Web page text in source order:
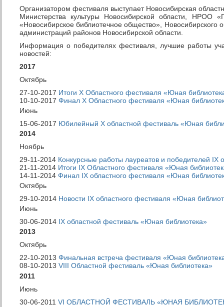
Организатором фестиваля выступает Новосибирская
Министерства культуры Новосибирской области, НРОО
«Новосибирское библиотечное общество», Новосибирского
администраций районов Новосибирской области.
Информация о победителях фестиваля, лучшие работы
новостей:
2017
Октябрь
27-10-2017 Итоги X Областного фестиваля «Юная
10-10-2017 Финал Х Областного фестиваля «Юная
Июнь
15-06-2017 Юбилейный Х областной фестиваль «Юная
2014
Ноябрь
29-11-2014 Конкурсные работы лауреатов и победителей IX
21-11-2014 Итоги IX Областного фестиваля «Юная
14-11-2014 Финал IX областного фестиваля «Юная
Октябрь
29-10-2014 Новости IX областного фестиваля «Юная
Июнь
30-06-2014 IX областной фестиваль «Юная библиотека»
2013
Октябрь
22-10-2013 Финальная встреча фестиваля «Юная
08-10-2013 VIII Областной фестиваль «Юная библиотека»
2011
Июнь
30-06-2011 VI ОБЛАСТНОЙ ФЕСТИВАЛЬ «ЮНАЯ